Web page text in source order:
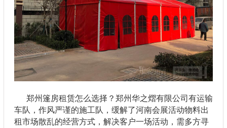
郑州篷房租赁怎么选择？郑州华之熠有限公司有运输
车队，作风严谨的施工队，缓解了河南会展活动物料出
租市场散乱的经营方式，解决客户一场活动，需多方寻